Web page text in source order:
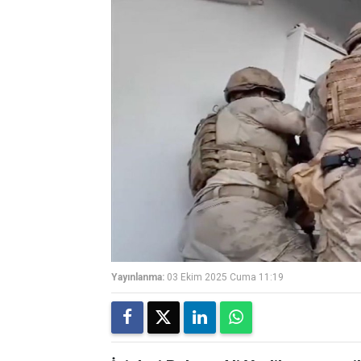
Yayınlanma: 03 Ekim 2025 Cuma 11:19